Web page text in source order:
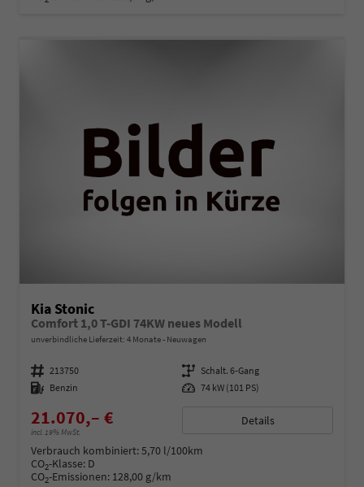
Kia Stonic
Comfort 1,0 T-GDI 74KW neues Modell
unverbindliche Lieferzeit: 4 Monate Neuwagen
Fahrzeugnummer 213750 Getriebe Schalt. 6-Gang
Kraftstoff Benzin Leistung 74 kW (101 PS)
21.070,– €
incl. 19% MwSt.
Details
Verbrauch kombiniert:5,70 l/100km
CO2-Klasse: D
CO2-Emissionen: 128,00 g/km